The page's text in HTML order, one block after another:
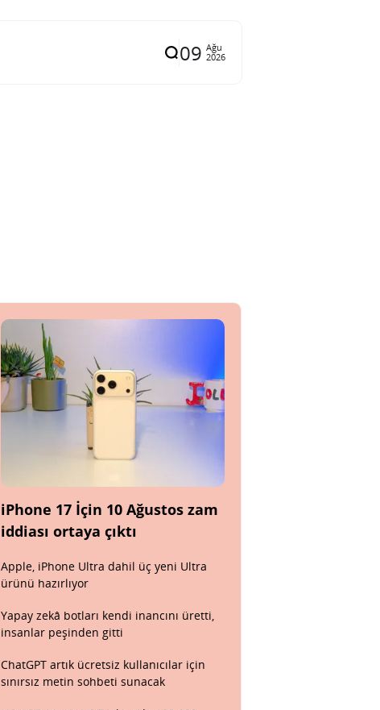
09 Ağu
2026
iPhone 17 İçin 10 Ağustos zam
iddiası ortaya çıktı
Apple, iPhone Ultra dahil üç yeni Ultra
ürünü hazırlıyor
Yapay zekâ botları kendi inancını üretti,
insanlar peşinden gitti
ChatGPT artık ücretsiz kullanıcılar için
sınırsız metin sohbeti sunacak